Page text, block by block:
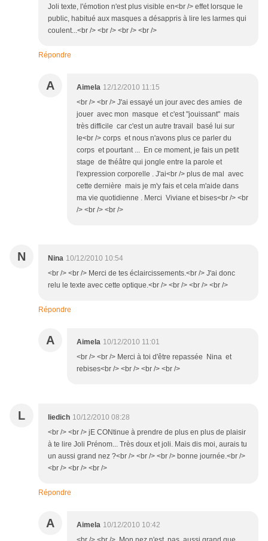
Joli texte, l'émotion n'est plus visible en<br /> effet lorsque le
public, habitué aux masques a désappris à lire les larmes qui
coulent...<br /> <br /> <br /> <br />
Répondre
A Aimela 12/12/2010 11:15
<br /> <br /> J'ai essayé un jour avec des amies de
jouer avec mon masque et c'est "jouissant" mais
très difficile car c'est un autre travail basé lui sur
le<br /> corps et nous n'avons plus ce parler du
corps et pourtant ... En ce moment, je fais un petit
stage de théâtre qui jongle entre la parole et
l'expression corporelle . J'ai<br /> plus de mal avec
cette dernière mais je m'y fais et cela m'aide dans
ma vie quotidienne . Merci Viviane et bises<br /> <br
/> <br /> <br />
N Nina 10/12/2010 10:54
<br /> <br /> Merci de tes éclaircissements.<br /> J'ai donc
relu le texte avec cette optique.<br /> <br /> <br /> <br />
Répondre
A Aimela 10/12/2010 11:01
<br /> <br /> Merci à toi d'être repassée Nina et
rebises<br /> <br /> <br /> <br />
L liedich 10/12/2010 08:28
<br /> <br /> jE CONtinue à prendre de plus en plus de plaisir
à te lire Joli Prénom... Très doux et joli. Mais dis moi, aurais tu
un aussi grand nez ?<br /> <br /> <br /> bonne journée.<br />
<br /> <br /> <br />
Répondre
A Aimela 10/12/2010 10:42